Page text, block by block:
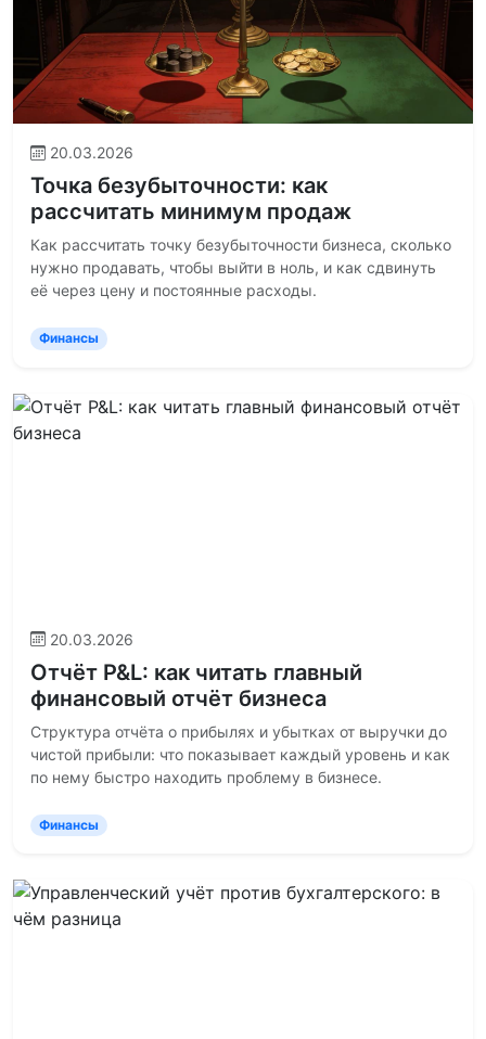
20.03.2026
Точка безубыточности: как
рассчитать минимум продаж
Как рассчитать точку безубыточности бизнеса, сколько
нужно продавать, чтобы выйти в ноль, и как сдвинуть
её через цену и постоянные расходы.
Финансы
20.03.2026
Отчёт P&L: как читать главный
финансовый отчёт бизнеса
Структура отчёта о прибылях и убытках от выручки до
чистой прибыли: что показывает каждый уровень и как
по нему быстро находить проблему в бизнесе.
Финансы